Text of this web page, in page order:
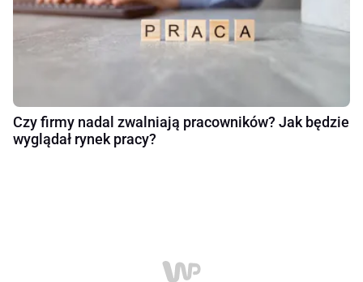
Czy firmy nadal zwalniają pracowników? Jak będzie
wyglądał rynek pracy?